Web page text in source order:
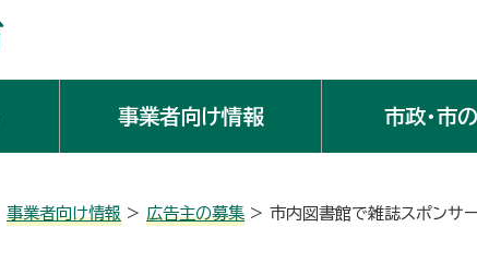
事業者向け情報 市政・市
事業者向け情報 > 広告主の募集 > 市内図書館で雑誌スポンサ